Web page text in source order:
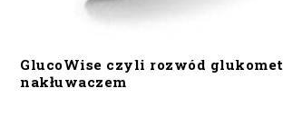
GlucoWise czyli rozwód
nakłuwaczem